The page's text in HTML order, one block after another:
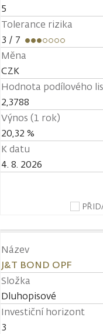
5
Tolerance rizika
3 / 7
Měna
CZK
Hodnota podílového
2,3788
Výnos (1 rok)
20,32 %
K datu
4. 8. 2026
Název
J&T BOND OPF
Složka
Dluhopisové
Investiční horizont
3